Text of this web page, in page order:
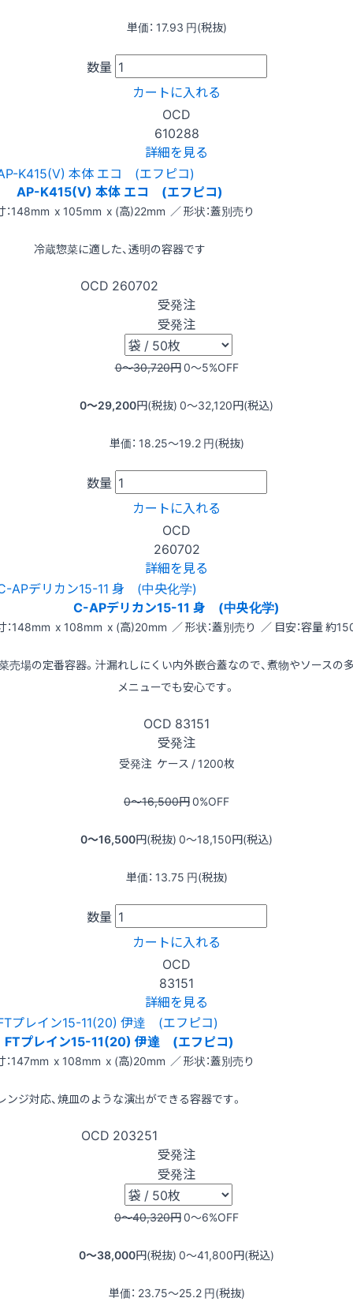
単価： 17.93 円(税抜)
数量
カートに入れる
OCD
610288
詳細を見る
AP-K415(V) 本体 エコ (エフピコ)
：148mm x 105mm x (高)22mm ／ 形状：蓋別売り
冷蔵惣菜に適した、透明の容器です
OCD 260702
受発注
受発注
0〜30,720円0〜5%OFF
0〜29,200円(税抜) 0〜32,120円(税込)
単価： 18.25〜19.2 円(税抜)
数量
カートに入れる
OCD
260702
詳細を見る
C-APデリカン15-11 身 (中央化学)
：148mm x 108mm x (高)20mm ／ 形状：蓋別売り ／ 目安：容量 約
売場の定番容器。汁漏れしにくい内外嵌合蓋なので、煮物やソースの
メニューでも安心です。
OCD 83151
受発注
受発注 ケース / 1200枚
0〜16,500円0%OFF
0〜16,500円(税抜) 0〜18,150円(税込)
単価： 13.75 円(税抜)
数量
カートに入れる
OCD
83151
詳細を見る
FTプレイン15-11(20) 伊達 (エフピコ)
：147mm x 108mm x (高)20mm ／ 形状：蓋別売り
ンジ対応、焼皿のような演出ができる容器です。
OCD 203251
受発注
受発注
0〜40,320円0〜6%OFF
0〜38,000円(税抜) 0〜41,800円(税込)
単価： 23.75〜25.2 円(税抜)